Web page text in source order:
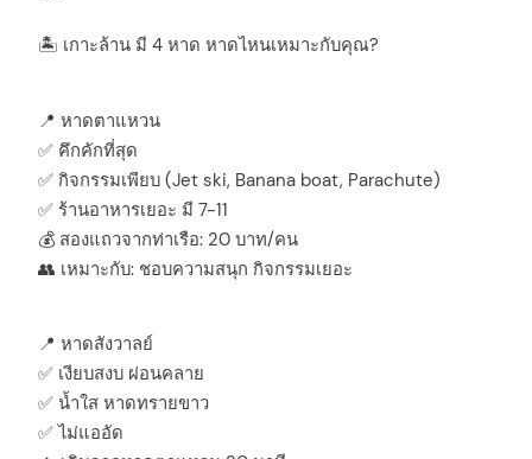
🏝️ เกาะล้าน มี 4 หาด หาดไหนเหมาะกับคุณ?
📍 หาดตาแหวน
✅ คึกคักที่สุด
✅ กิจกรรมเพียบ (Jet ski, Banana boat, Parachute)
✅ ร้านอาหารเยอะ มี 7-11
💰 สองแถวจากท่าเรือ: 20 บาท/คน
👥 เหมาะกับ: ชอบความสนุก กิจกรรมเยอะ
📍 หาดสังวาลย์
✅ เงียบสงบ ผ่อนคลาย
✅ น้ำใส หาดทรายขาว
✅ ไม่แออัด